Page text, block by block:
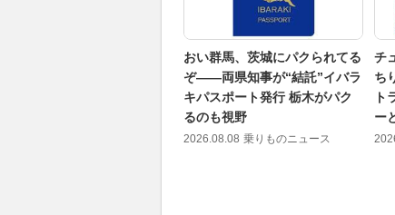
おい群馬、茨城にパクられてる
ぞ――両県知事が“結託”イバラ
キパスポート発行 栃木がパク
るのも視野
2026.08.08 乗りものニュース
チ
ち
ト
ー